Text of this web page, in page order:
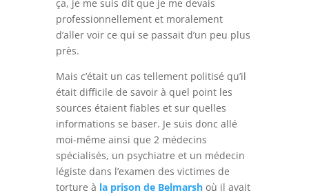
ça, je me suis dit que je me devais
professionnellement et moralement
d’aller voir ce qui se passait d’un peu plus
près.
Mais c’était un cas tellement politisé qu’il
était difficile de savoir à quel point les
sources étaient fiables et sur quelles
informations se baser. Je suis donc allé
moi-même ainsi que 2 médecins
spécialisés, un psychiatre et un médecin
légiste dans l’examen des victimes de
torture à la prison de Belmarsh où il avait